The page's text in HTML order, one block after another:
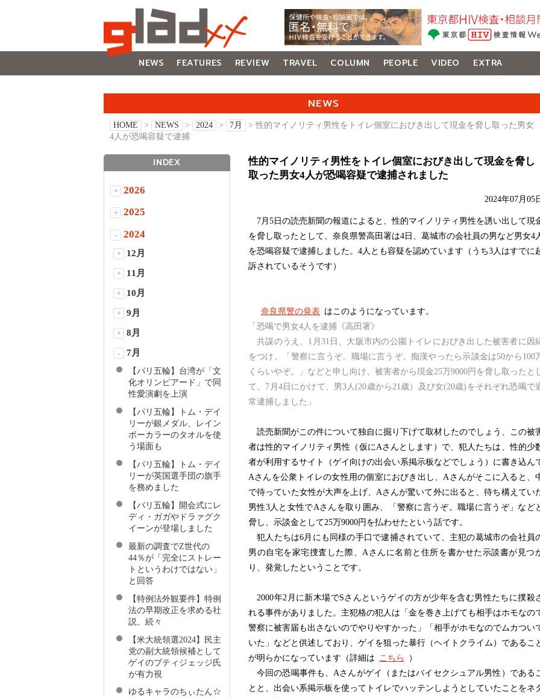
NEWS FEATURES REVIEW TRAVEL COLUMN PEOPLE VIDEO
EXTRA
NEWS
HOME > NEWS > 2024 > 7月
> 性的マイノリティ男性をトイレ個室におびき出して現金を脅し取った男女
4人が恐喝容疑で逮捕
性的マイノリティ男性をトイレ個室におびき出して現金を脅し
取った男女4人が恐喝容疑で逮捕されました
2024年07月05
7月5日の読売新聞の報道によると、性的マイノリティ男性を誘い出して現
を脅し取ったとして、奈良県警高田署は4日、葛城市の会社員の男など男女4
を恐喝容疑で逮捕しました。4人とも容疑を認めています（うち3人はすでに
訴されているそうです）
奈良県警の発表 はこのようになっています。
「恐喝で男女4人を逮捕《高田署》
共謀のうえ、1月31日、大阪市内の公園トイレにおびき出した被害者に因
をつけ、「警察に言うぞ。職場に言うぞ。痴漢やったら示談金は50から100
くらいやぞ。」などと申し向け、被害者から現金25万9000円を脅し取ったと
て、7月4日にかけて、男3人(20歳から21歳）及び女(20歳)をそれぞれ恐喝で
常逮捕しました」
読売新聞がこの件について独自に掘り下げて取材したのでしょう、この被
者は性的マイノリティ男性（仮にAさんとします）で、犯人たちは、性的少
者が利用するサイト（ゲイ向けの出会い系掲示板などでしょう）に書き込ん
Aさんを公衆トイレの女性用の個室におびき出し、Aさんがそこに入ると、
で待っていた女性が大声を上げ、Aさんが驚いて外に出ると、待ち構えてい
男性3人と女性でAさんを取り囲み、「警察に言うぞ。職場に言うぞ」など
脅し、示談金として25万9000円を払わせたという話です。
犯人たちは6月にも同様の手口で逮捕されていて、主犯の葛城市の会社員
男の自宅を家宅捜査した際、Aさんに名前と住所を書かせた示談書が見つ
り、発覚したということです。
2000年2月に新木場でSさんというゲイの方が少年を含む男性たちに撲殺
れる事件がありました。主犯格の犯人は「金を巻き上げても相手はホモなの
警察に被害届も出さないのでやりやすかった」「相手がホモなのでムカつい
いた」などと供述しており、ゲイを狙った暴行（ヘイトクライム）であるこ
が明らかになっています（詳細は こちら
）
今回の恐喝事件も、Aさんがゲイ（またはバイセクシュアル男性）である
とと、出会い系掲示板を使ってトイレでハッテンしようとしていたことをネ
INDEX
+ 2026
+ 2025
- 2024
+ 12月
+ 11月
+ 10月
+ 9月
+ 8月
- 7月
【パリ五輪】台湾が「文
化オリンピアード」で同
性愛演劇を上演
【パリ五輪】トム・デイ
リーが銀メダル、レイン
ボーカラーのタオルを使
う場面も
【パリ五輪】トム・デイ
リーが英国選手団の旗手
を務めました
【パリ五輪】開会式にレ
ディ・ガガやドラァグク
イーンが登場しました
最新の調査でZ世代の
44％が「完全にストレー
トというわけではない」
と回答
【特例法外観要件】特例
法の早期改正を求める社
説、続々
【米大統領選2024】民主
党の副大統領候補として
ゲイのブティジェッジ氏
が有力視
ゆるキャラのちぃたん☆